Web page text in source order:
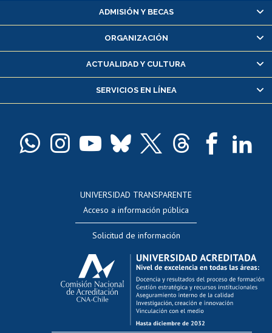
Matrícula en línea
Inscripción y cambio de asignaturas
Consulta y certificado de notas
Servicio médico y dental
Pago de arancel y crédito alumnos
Docentes
Perfeccionamiento
Editar Portafolio Académico
Evaluación docente
Calificación académica
Postulación al AUCAI
Funcionarias/os
Cursos internos de capacitación
Bienestar del personal
ADMISIÓN Y BECAS
ORGANIZACIÓN
ACTUALIDAD Y CULTURA
SERVICIOS EN LÍNEA
UNIVERSIDAD TRANSPARENTE
Acceso a información pública
Solicitud de información